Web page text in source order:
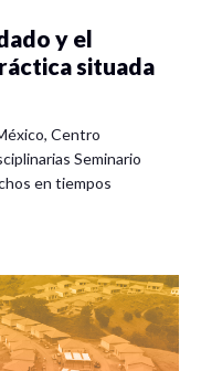
y el
situada
Centro
Seminario
en tiempos